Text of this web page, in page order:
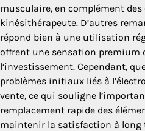
musculaire, en complément des
kinésithérapeute. D’autres
répond bien à une utilisation
offrent une sensation premium
l’investissement. Cependant,
problèmes initiaux liés à
vente, ce qui souligne
remplacement rapide des
maintenir la satisfaction à long